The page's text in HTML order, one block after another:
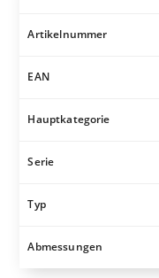
Artikelnummer
EAN
Hauptkategorie
Serie
Typ
Abmessungen